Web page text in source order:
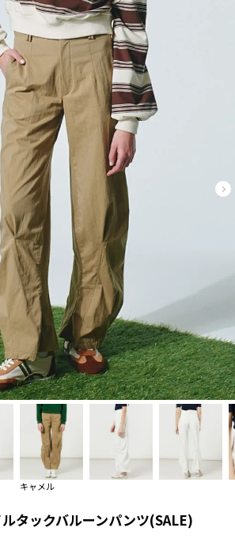
キャメル
タックバルーンパンツ(SALE)